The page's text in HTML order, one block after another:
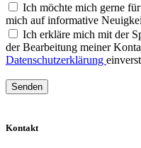
Ich möchte mich gerne
mich auf informative
Ich erkläre mich mit der
der Bearbeitung meiner
Datenschutzerklärung
Senden
Kontakt